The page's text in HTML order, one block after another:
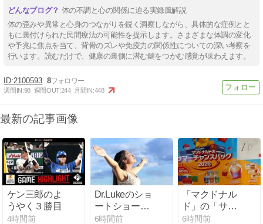
体の不調と心の関係に迫る実録風解説
体の歪みや異常と心身のつながりを鋭く洞察しながら、具体的な症例とと
もに裏付けられた民間療法の可能性を提示します。さまざまな体調の変化
や予兆に焦点を当て、背骨のズレや免疫力の関係性についての深い考察を
行います。読むだけで、健康の裏側に潜む鍵をつかむ感覚が味わえます。
2100593 8
週間IN:98 週間OUT:244 月間IN:448
最新の記事画像
ケン三郎のよ
うやく３勝目
4時間前
Dr.Lukeのショ
ートショー
ト：キリスト
6時間前
「マクドナル
ド」の「サマ
ーチャンスバ
6時間前